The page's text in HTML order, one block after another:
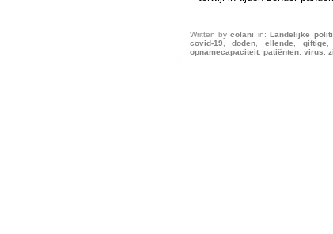
Written bycolani in: Landelijke
covid-19,doden,ellende,giftige,
opnamecapaciteit, patiënten, virus,